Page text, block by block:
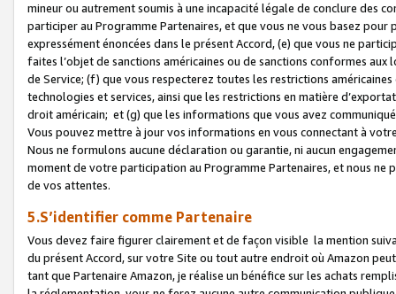
mineur ou autrement soumis à une incapacité légale de conclure des
participer au Programme Partenaires, et que vous ne vous basez
expressément énoncées dans le présent Accord, (e) que vous ne
faites l’objet de sanctions américaines ou de sanctions conformes
de Service; (f) que vous respecterez toutes les restrictions
technologies et services, ainsi que les restrictions en matière
droit américain; et (g) que les informations que vous avez
Vous pouvez mettre à jour vos informations en vous connectant à
Nous ne formulons aucune déclaration ou garantie, ni aucun
moment de votre participation au Programme Partenaires, et nous
de vos attentes.
5.S’identifier comme Partenaire
Vous devez faire figurer clairement et de façon visible la mention
du présent Accord, sur votre Site ou tout autre endroit où Amazon
tant que Partenaire Amazon, je réalise un bénéfice sur les achats